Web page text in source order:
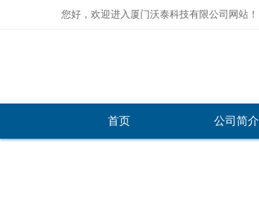
您好，欢迎进入厦门沃泰科技有限公司网站！
首页 公司简介